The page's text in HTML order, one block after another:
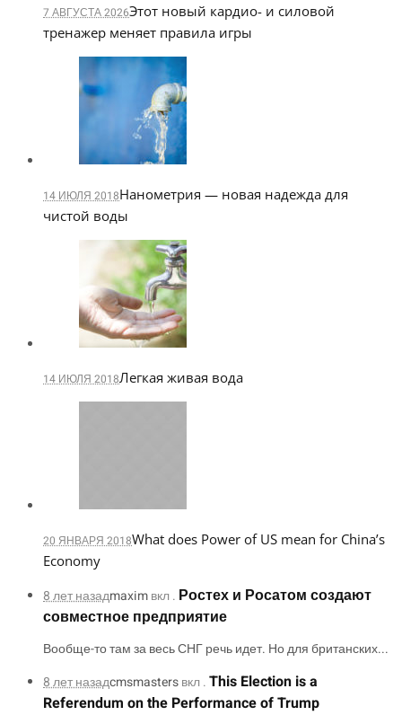
7 АВГУСТА 2026Этот новый кардио- и силовой
тренажер меняет правила игры
14 ИЮЛЯ 2018Нанометрия — новая надежда для
чистой воды
14 ИЮЛЯ 2018Легкая живая вода
20 ЯНВАРЯ 2018What does Power of US mean for China’s
Economy
8 лет назадmaximвкл . Ростех и Росатом создают
совместное предприятие
Вообще-то там за весь СНГ речь идет. Но для британских...
8 лет назадcmsmastersвкл .This Election is a
Referendum on the Performance of Trump